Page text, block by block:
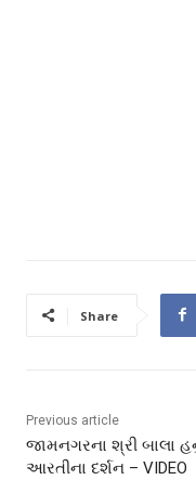
Share
Previous article
જામનગરના શ્રી બાલા
આરતીના દર્શન – VIDEO